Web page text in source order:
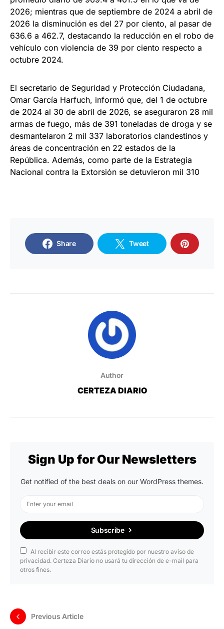
2026; mientras que de septiembre de 2024 a abril de
2026 la disminución es del 27 por ciento, al pasar de
636.6 a 462.7, destacando la reducción en el robo de
vehículo con violencia de 39 por ciento respecto a
octubre 2024.
El secretario de Seguridad y Protección Ciudadana,
Omar García Harfuch, informó que, del 1 de octubre
de 2024 al 30 de abril de 2026, se aseguraron 28 mil
armas de fuego, más de 391 toneladas de droga y se
desmantelaron 2 mil 337 laboratorios clandestinos y
áreas de concentración en 22 estados de la
República. Además, como parte de la Estrategia
Nacional contra la Extorsión se detuvieron mil 310
Share Tweet
Author
CERTEZA DIARIO
Sign Up for Our Newsletters
Get notified of the best deals on our WordPress themes.
Subscribe
Al recibir este correo estás protegido por nuestro aviso de
privacidad. Certeza Diario no usará tu dirección de e-mail para
otros fines.
Previous Article